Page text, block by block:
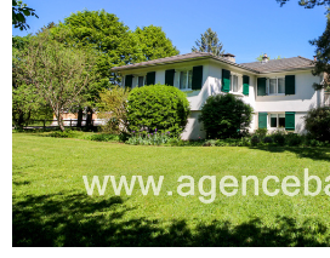
voir le
bien